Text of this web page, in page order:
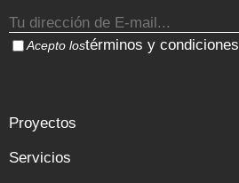
Acepto lostérminos y condiciones
Proyectos
Servicios